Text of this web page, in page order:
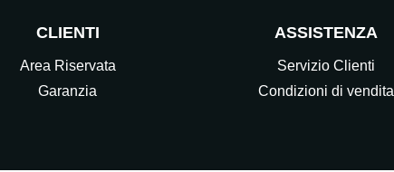
CLIENTI
Area Riservata
Garanzia
ASSISTENZA
Servizio Clienti
Condizioni di vendita